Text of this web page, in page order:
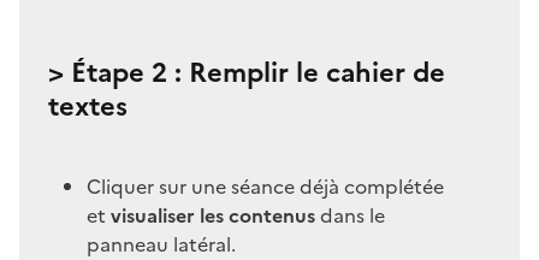
> Étape 2 : Remplir le cahier de
textes
Cliquer sur une séance déjà complétée
et visualiser les contenusdans le
panneau latéral.